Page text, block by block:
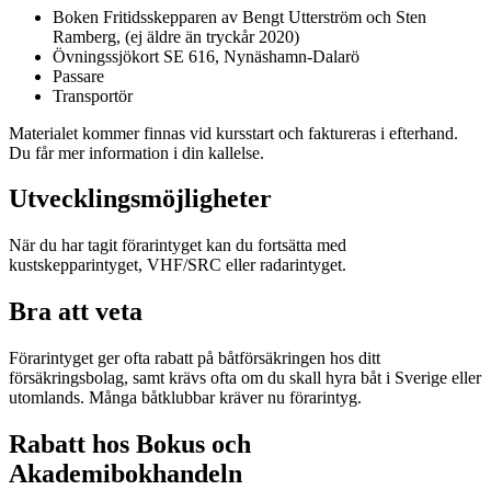
Boken Fritidsskepparen av Bengt Utterström och Sten
Ramberg, (ej äldre än tryckår 2020)
Övningssjökort SE 616, Nynäshamn-Dalarö
Passare
Transportör
Materialet kommer finnas vid kursstart och faktureras i efterhand.
Du får mer information i din kallelse.
Utvecklingsmöjligheter
När du har tagit förarintyget kan du fortsätta med
kustskepparintyget, VHF/SRC eller radarintyget.
Bra att veta
Förarintyget ger ofta rabatt på båtförsäkringen hos ditt
försäkringsbolag, samt krävs ofta om du skall hyra båt i Sverige eller
utomlands. Många båtklubbar kräver nu förarintyg.
Rabatt hos Bokus och
Akademibokhandeln